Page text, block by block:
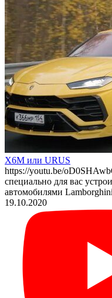
X6M или URUS
https://youtu.be/
специально для вас
автомобилями
19.10.2020